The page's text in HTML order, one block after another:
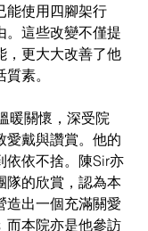
能使用四腳架行
。這些改變不僅提
，更大大改善了他
素。
暖關懷，深受院
愛戴與讚賞。他的
依依不捨。陳Sir亦
隊的欣賞，認為本
造出一個充滿關愛
而本院亦是他參訪